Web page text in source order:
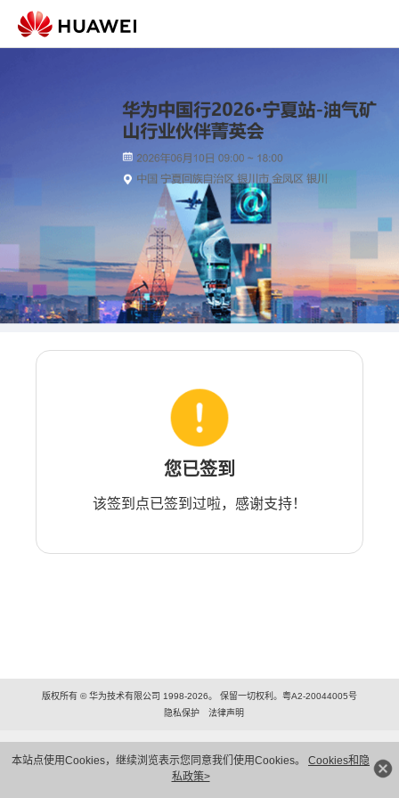
本站点使用Cookies，继续浏览表示您同意我们使用Cookies。 Cookies和隐
私政策>
您已签到
该签到点已签到过啦，感谢支持！
版权所有 © 华为技术有限公司 1998-2026。 保留一切权利。粤A2-20044005号
隐私保护
法律声明